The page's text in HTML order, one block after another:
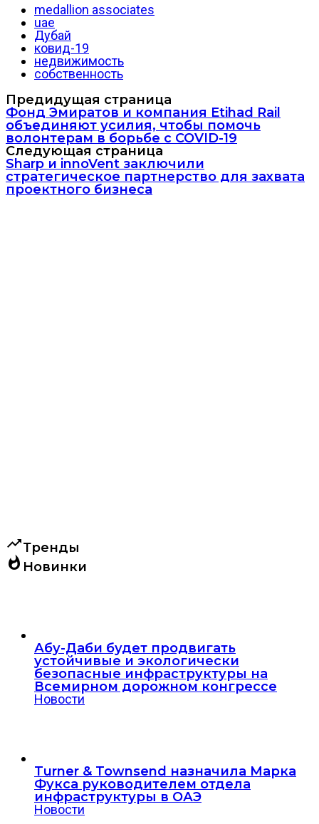
medallion associates
uae
Дубай
ковид-19
недвижимость
собственность
Предидущая страница
Фонд Эмиратов и компания Etihad Rail
объединяют усилия, чтобы помочь
волонтерам в борьбе с COVID-19
Следующая страница
Sharp и innoVent заключили
стратегическое партнерство для захвата
проектного бизнеса
trending_upТренды
whatshot Новинки
Абу-Даби будет продвигать
устойчивые и экологически
безопасные инфраструктуры на
Всемирном дорожном конгрессе
Новости
Turner & Townsend назначила Марка
Фукса руководителем отдела
инфраструктуры в ОАЭ
Новости